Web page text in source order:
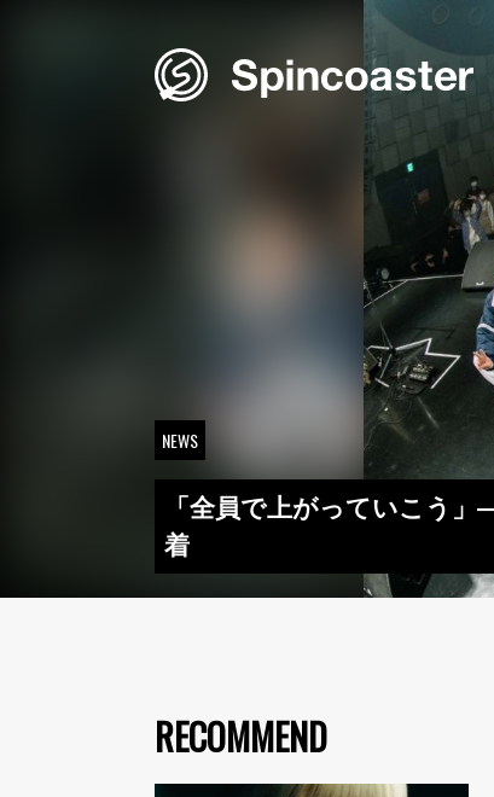
NEWS
「全員で上がっていこう
着
RECOMMEND